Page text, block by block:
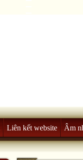
Liên kết website Âm